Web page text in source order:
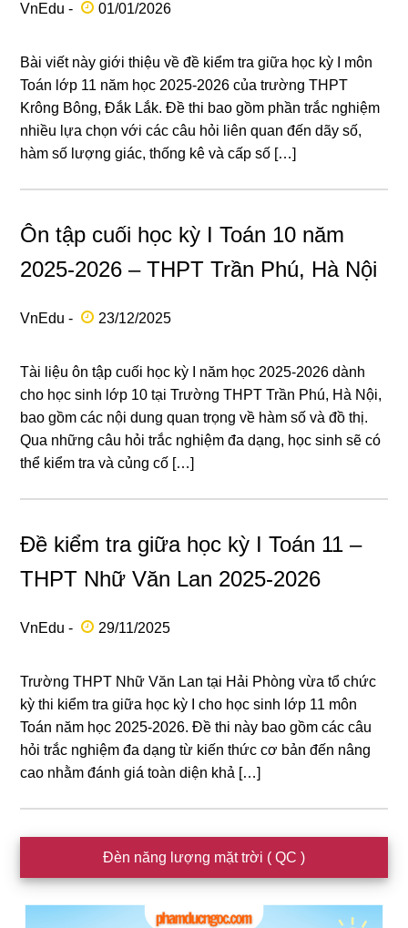
VnEdu - 01/01/2026
Bài viết này giới thiệu về đề kiểm tra giữa học kỳ I môn
Toán lớp 11 năm học 2025-2026 của trường THPT
Krông Bông, Đắk Lắk. Đề thi bao gồm phần trắc nghiệm
nhiều lựa chọn với các câu hỏi liên quan đến dãy số,
hàm số lượng giác, thống kê và cấp số […]
Ôn tập cuối học kỳ I Toán 10 năm
2025-2026 – THPT Trần Phú, Hà Nội
VnEdu - 23/12/2025
Tài liệu ôn tập cuối học kỳ I năm học 2025-2026 dành
cho học sinh lớp 10 tại Trường THPT Trần Phú, Hà Nội,
bao gồm các nội dung quan trọng về hàm số và đồ thị.
Qua những câu hỏi trắc nghiệm đa dạng, học sinh sẽ có
thể kiểm tra và củng cố […]
Đề kiểm tra giữa học kỳ I Toán 11 –
THPT Nhữ Văn Lan 2025-2026
VnEdu - 29/11/2025
Trường THPT Nhữ Văn Lan tại Hải Phòng vừa tổ chức
kỳ thi kiểm tra giữa học kỳ I cho học sinh lớp 11 môn
Toán năm học 2025-2026. Đề thi này bao gồm các câu
hỏi trắc nghiệm đa dạng từ kiến thức cơ bản đến nâng
cao nhằm đánh giá toàn diện khả […]
chính
Đèn năng lượng mặt trời ( QC )